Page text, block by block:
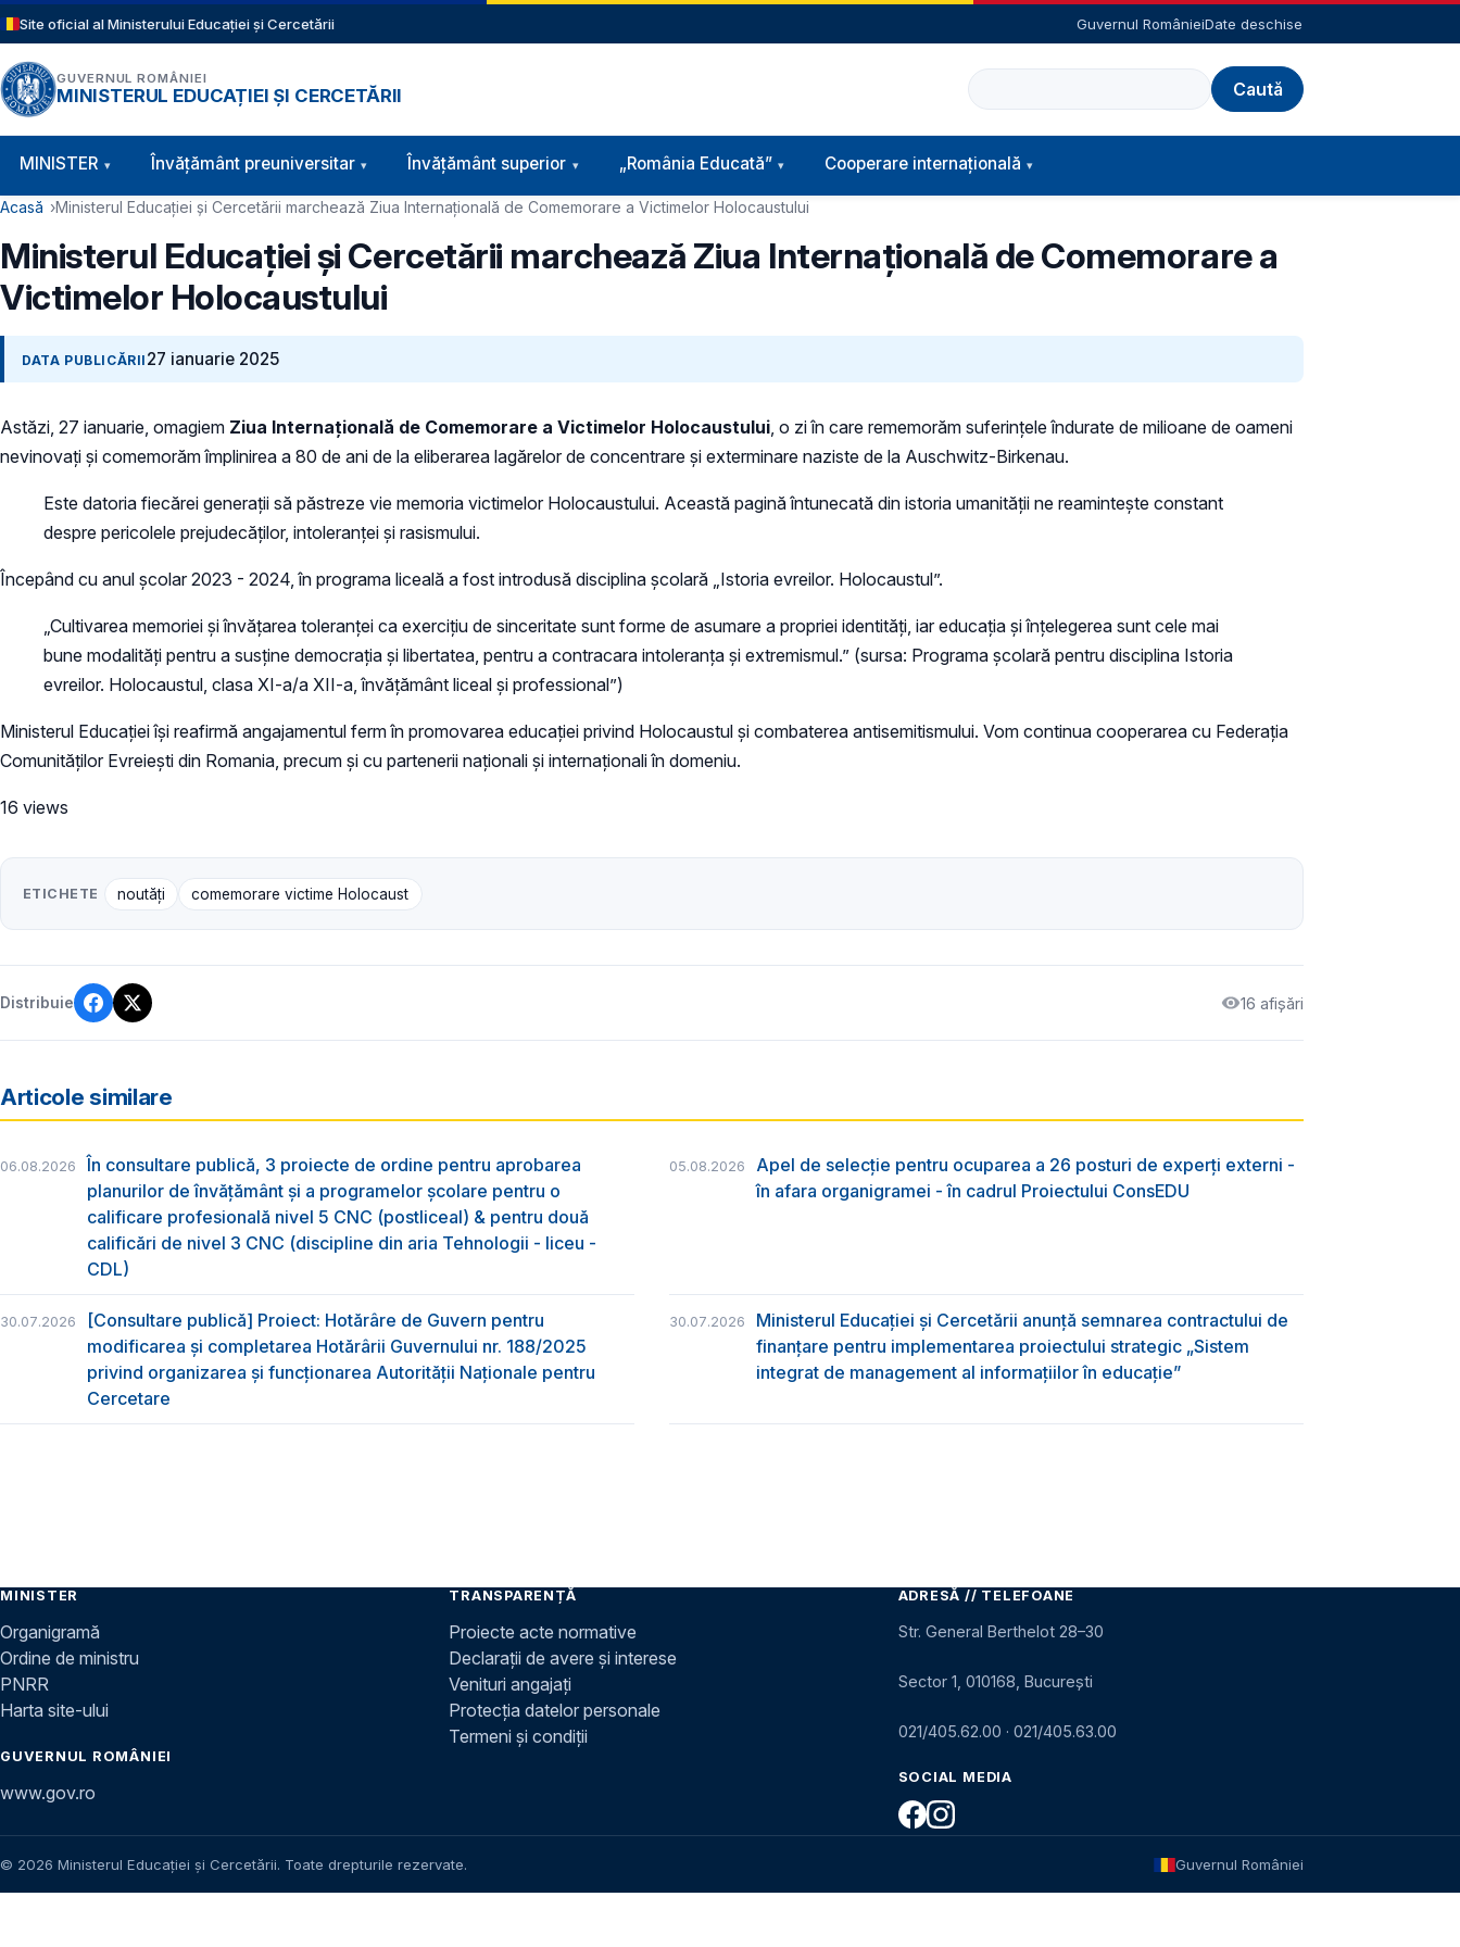
Sari la conținutul principal
Site oficial al Ministerului Educației și Cercetării Guvernul RomânieiDate deschise
GUVERNUL ROMÂNIEI
MINISTERUL EDUCAȚIEI ȘI CERCETĂRII
Caută
Navigație principală
MINISTER Învăţământ preuniversitar Învățământ superior „România Educată” Cooperare internațională
Cale de navigare
Acasă Ministerul Educației și Cercetării marchează Ziua Internațională de Comemorare a Victimelor Holocaustului
Ministerul Educației și Cercetării marchează Ziua Internațională de Comemorare a
Victimelor Holocaustului
DATA PUBLICĂRII 27 ianuarie 2025
Astăzi, 27 ianuarie, omagiem Ziua Internațională de Comemorare a Victimelor Holocaustului, o zi în care rememorăm suferințele îndurate de milioane de oameni
nevinovați și comemorăm împlinirea a 80 de ani de la eliberarea lagărelor de concentrare și exterminare naziste de la Auschwitz-Birkenau.
Este datoria fiecărei generații să păstreze vie memoria victimelor Holocaustului. Această pagină întunecată din istoria umanității ne reamintește constant
despre pericolele prejudecăților, intoleranței și rasismului.
Începând cu anul școlar 2023 - 2024, în programa liceală a fost introdusă disciplina școlară „Istoria evreilor. Holocaustul”.
„Cultivarea memoriei și învățarea toleranței ca exercițiu de sinceritate sunt forme de asumare a propriei identități, iar educația și înțelegerea sunt cele mai
bune modalități pentru a susține democrația și libertatea, pentru a contracara intoleranța și extremismul.” (sursa: Programa școlară pentru disciplina Istoria
evreilor. Holocaustul, clasa XI-a/a XII-a, învățământ liceal și professional”)
Ministerul Educației își reafirmă angajamentul ferm în promovarea educației privind Holocaustul și combaterea antisemitismului. Vom continua cooperarea cu Federația
Comunităților Evreiești din Romania, precum și cu partenerii naționali și internaționali în domeniu.
16 views
ETICHETE noutăți comemorare victime Holocaust
Distribuie 16 afișări
Articole similare
06.08.2026
În consultare publică, 3 proiecte de ordine pentru aprobarea
planurilor de învățământ și a programelor școlare pentru o
calificare profesională nivel 5 CNC (postliceal) & pentru două
calificări de nivel 3 CNC (discipline din aria Tehnologii - liceu -
CDL)
05.08.2026
Apel de selecție pentru ocuparea a 26 posturi de experți externi -
în afara organigramei - în cadrul Proiectului ConsEDU
30.07.2026
[Consultare publică] Proiect: Hotărâre de Guvern pentru
modificarea și completarea Hotărârii Guvernului nr. 188/2025
privind organizarea şi funcţionarea Autorităţii Naţionale pentru
Cercetare
30.07.2026
Ministerul Educației și Cercetării anunță semnarea contractului de
finanțare pentru implementarea proiectului strategic „Sistem
integrat de management al informațiilor în educație”
MINISTER
Organigramă
Ordine de ministru
PNRR
Harta site-ului
GUVERNUL ROMÂNIEI
www.gov.ro
TRANSPARENȚĂ
Proiecte acte normative
Declarații de avere și interese
Venituri angajați
Protecția datelor personale
Termeni și condiții
ADRESĂ // TELEFOANE
Str. General Berthelot 28–30
Sector 1, 010168, București
021/405.62.00 · 021/405.63.00
SOCIAL MEDIA
© 2026 Ministerul Educației și Cercetării. Toate drepturile rezervate. Guvernul României